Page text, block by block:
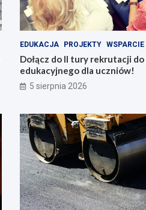
EDUKACJA PROJEKTY WSPARCIE
Dołącz do II tury rekrutacji
edukacyjnego dla uczniów!
5 sierpnia 2026